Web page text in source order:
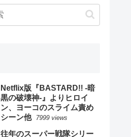
Netflix版『BASTARD!! -暗
黒の破壊神-』よりヒロイ
ン、ヨーコのスライム責め
シーン他
7999 views
往年のスーパー戦隊シリー